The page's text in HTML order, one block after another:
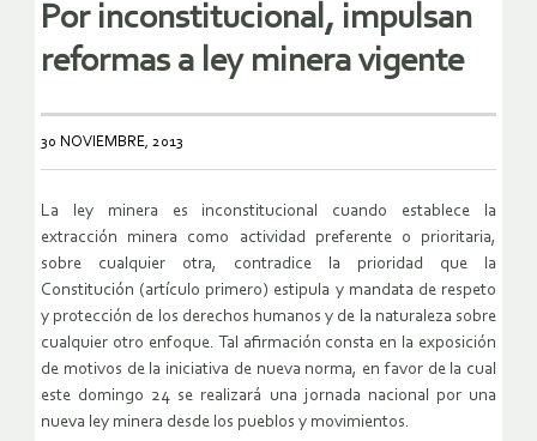
Por inconstitucional, impulsan
reformas a ley minera vigente
30 NOVIEMBRE, 2013
La ley minera es inconstitucional cuando establece la
extracción minera como actividad preferente o prioritaria,
sobre cualquier otra, contradice la prioridad que la
Constitución (artículo primero) estipula y mandata de respeto
y protección de los derechos humanos y de la naturaleza sobre
cualquier otro enfoque. Tal afirmación consta en la exposición
de motivos de la iniciativa de nueva norma, en favor de la cual
este domingo 24 se realizará una jornada nacional por una
nueva ley minera desde los pueblos y movimientos.